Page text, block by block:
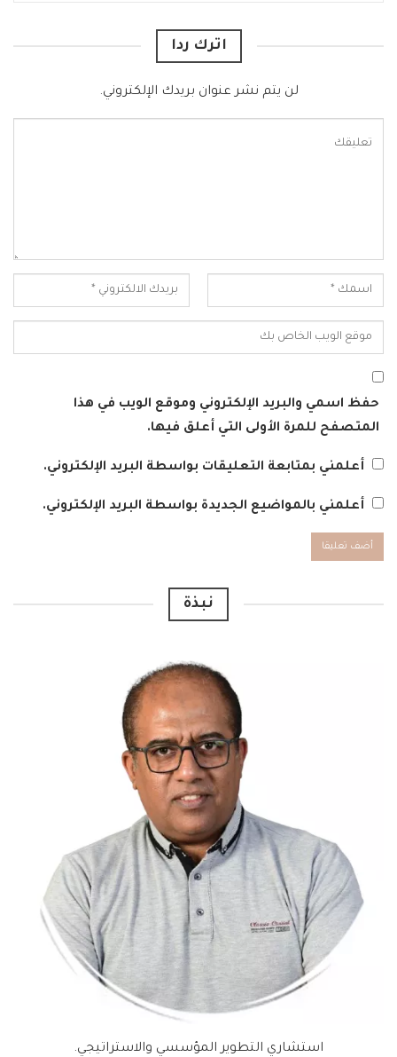
اترك ردا
لن يتم نشر عنوان بريدك الإلكتروني.
حفظ اسمي والبريد الإلكتروني وموقع الويب في هذا
المتصفح للمرة الأولى التي أعلق فيها.
أعلمني بمتابعة التعليقات بواسطة البريد الإلكتروني.
أعلمني بالمواضيع الجديدة بواسطة البريد الإلكتروني.
نبذة
استشاري التطوير المؤسسي والاستراتيجي.